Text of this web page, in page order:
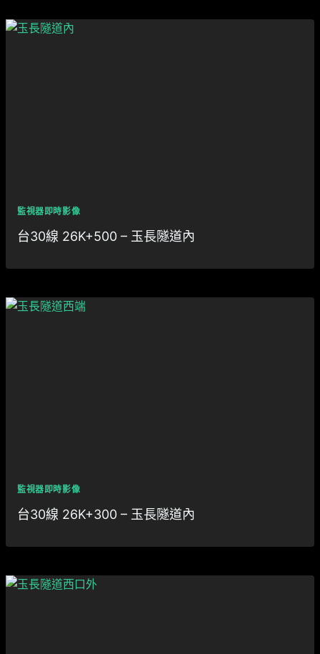
監視器即時影像
台30線 26K+500 – 玉長隧道內
監視器即時影像
台30線 26K+300 – 玉長隧道內